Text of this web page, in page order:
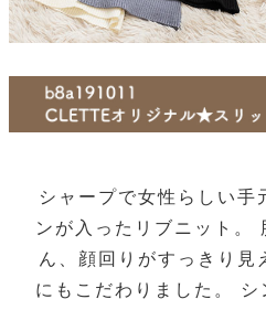
シャープで女性らしい手
ンが入ったリブニット。
ん、顔回りがすっきり見
にもこだわりました。